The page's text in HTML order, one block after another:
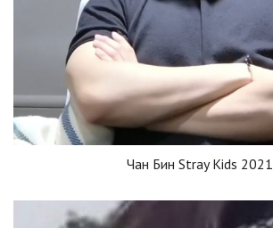
Чан Бин Stray Kids 2021